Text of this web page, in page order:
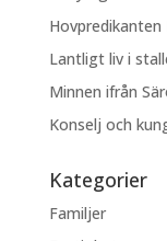
Hovpredikanten
Lantligt liv i
Minnen ifrån
Konselj och
Kategorier
Familjer